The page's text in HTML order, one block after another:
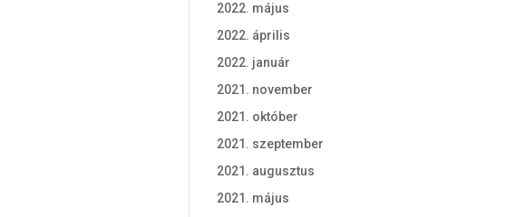
2022. május
2022. április
2022. január
2021. november
2021. október
2021. szeptember
2021. augusztus
2021. május